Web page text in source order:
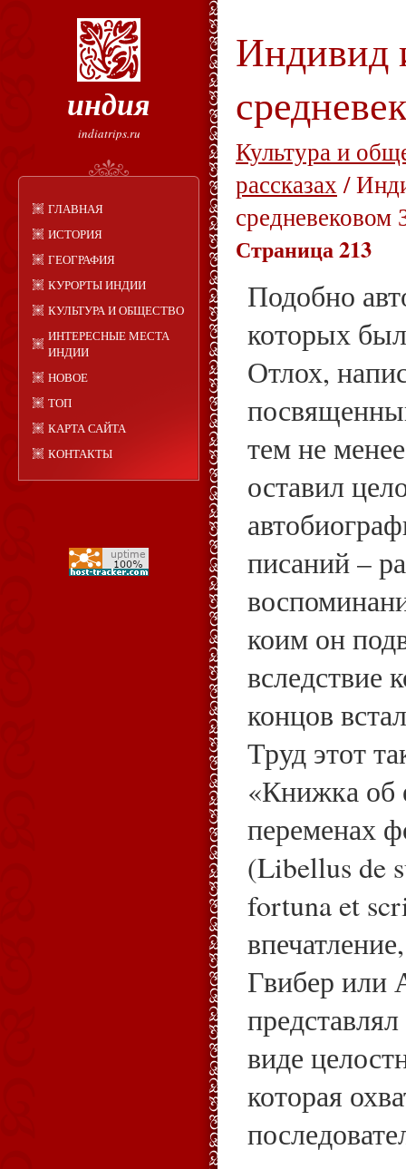
индия
indiatrips.ru
ГЛАВНАЯ
ИСТОРИЯ
ГЕОГРАФИЯ
КУРОРТЫ ИНДИИ
КУЛЬТУРА И ОБЩЕСТВО
ИНТЕРЕСНЫЕ МЕСТА
ИНДИИ
НОВОЕ
ТОП
КАРТА САЙТА
КОНТАКТЫ
Индивид
Культура и
рассказах/
средневековом
Страница 213
Подобно
которых
Отлох,
тем не
оставил
писаний –
коим он
вследствие
концов
Труд этот
«Книжка об
переменах
(Libellus de
fortuna et
Гвибер или
виде
которая